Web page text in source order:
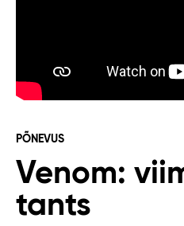
PÕNEVUS
Venom:
tants